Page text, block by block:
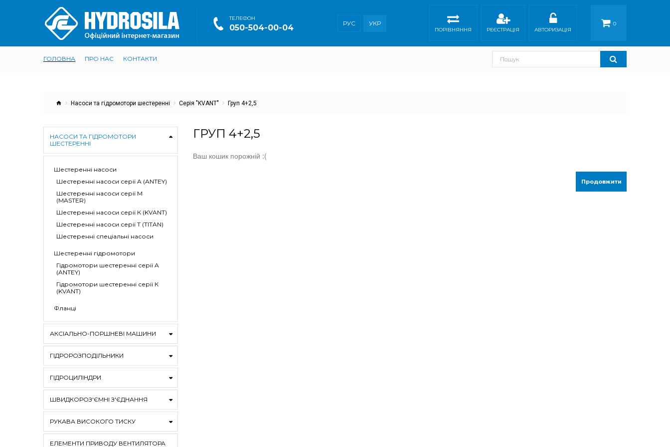
ТEЛЕФОН
050-504-00-04 РУС УКР
0
ПОРІВНЯННЯ
РЕЄСТРАЦІЯ АВТОРИЗАЦІЯ
ГОЛОВНА ПРО НАС КОНТАКТИ
Насоси та гідромотори шестеренні Серія "KVANT" Груп 4+2,5
НАСОСИ ТА ГІДРОМОТОРИ
ШЕСТЕРЕННІ
Шестеренні насоси
Шестеренні насоси серії A (ANTEY)
Шестеренні насоси серії M
(MASTER)
Шестеренні насоси серії К (KVANT)
Шестеренні насоси серії Т (TITAN)
Шестеренні спеціальні насоси
Шестеренні гідромотори
Гідромотори шестеренні серії A
(ANTEY)
Гідромотори шестеренні серії К
(KVANT)
Фланці
АКСІАЛЬНО-ПОРШНЕВІ МАШИНИ
ГІДРОРОЗПОДІЛЬНИКИ
ГІДРОЦИЛІНДРИ
ШВИДКОРОЗ'ЄМНІ З'ЄДНАННЯ
РУКАВА ВИСОКОГО ТИСКУ
ЕЛЕМЕНТИ ПРИВОДУ ВЕНТИЛЯТОРА
ГРУП 4+2,5
Ваш кошик порожній :(
Продовжити